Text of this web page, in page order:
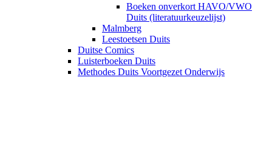
Boeken onverkort HAVO/VWO
Duits (literatuurkeuzelijst)
Malmberg
Leestoetsen Duits
Duitse Comics
Luisterboeken Duits
Methodes Duits Voortgezet Onderwijs